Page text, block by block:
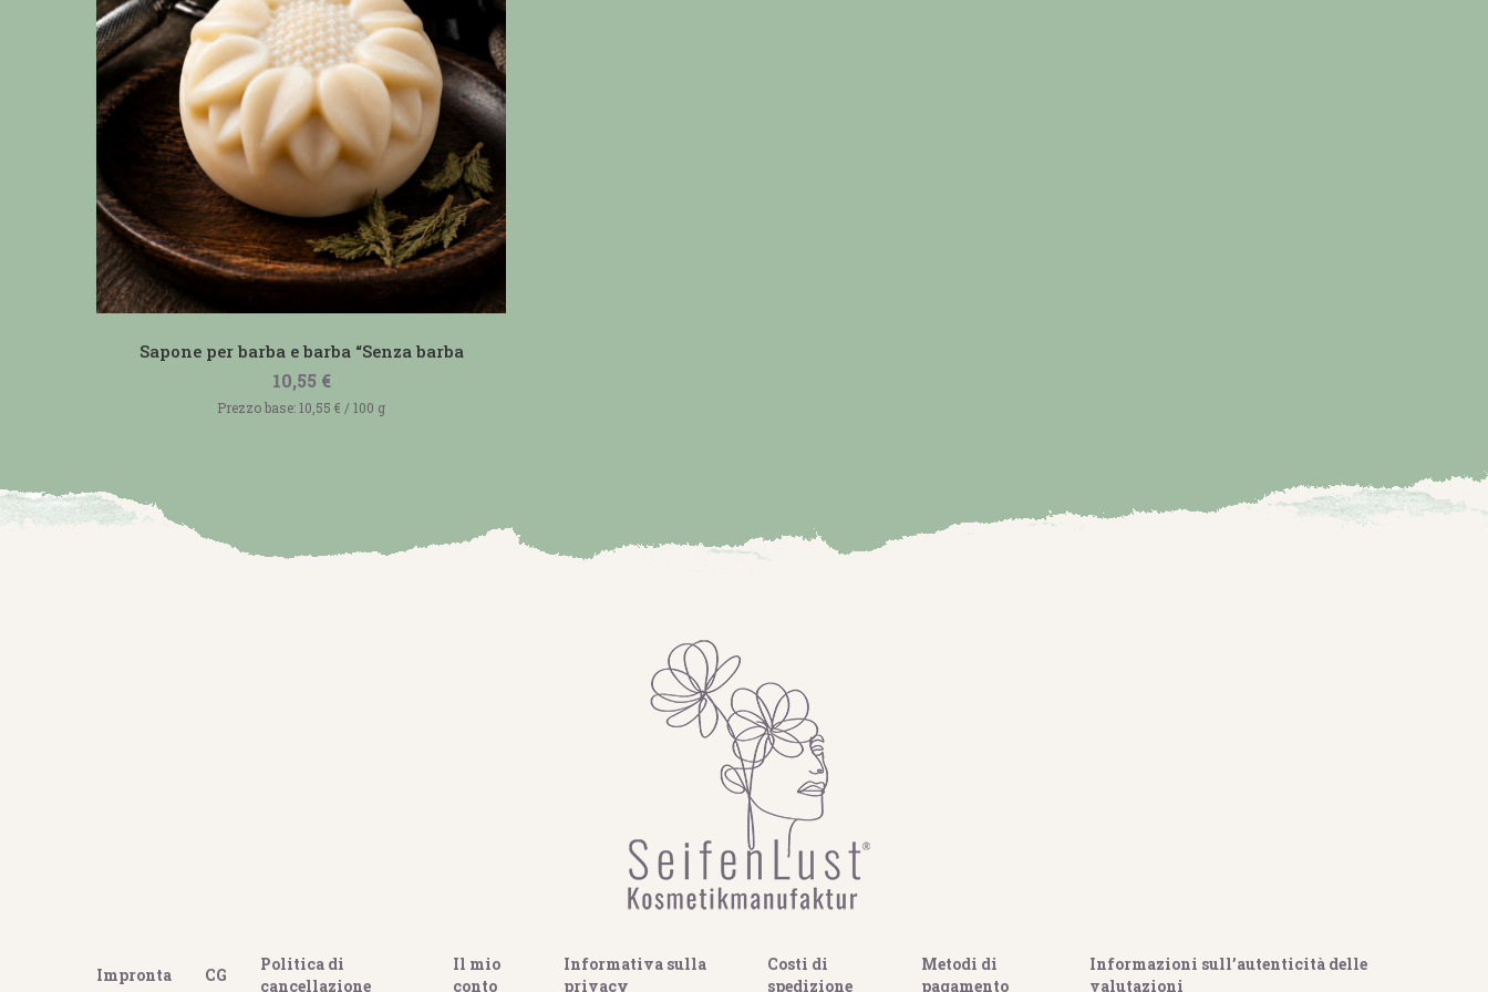
Sapone per barba e barba “Senza barba
10,55 €
Prezzo base:10,55 € /100 g
Impronta CG
Politica di
cancellazione
Il mio
conto
Informativa sulla
privacy
Costi di
spedizione
Metodi di
pagamento
Informazioni sull’autenticità delle
valutazioni